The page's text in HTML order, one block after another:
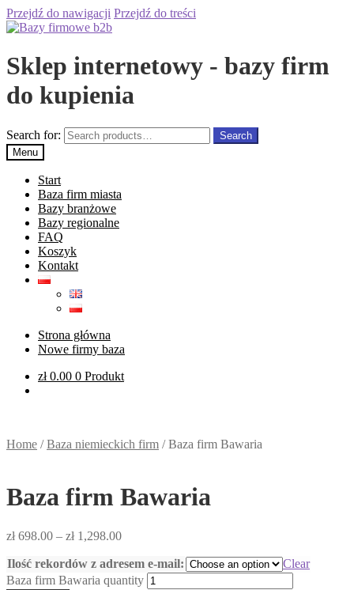
Przejdź do nawigacji Przejdź do treści
Sklep internetowy - bazy firm
do kupienia
Search for:
Search
Menu
Start
Baza firm miasta
Bazy branżowe
Bazy regionalne
FAQ
Koszyk
Kontakt
Strona główna
Nowe firmy baza
zł0.00 0 Produkt
Home /Baza niemieckich firm /Baza firm Bawaria
Baza firm Bawaria
zł698.00 – zł1,298.00
Ilość rekordów z adresem e-mail:
Clear
Baza firm Bawaria quantity